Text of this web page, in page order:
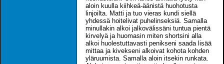
aloin kuulla kiihkeä-äänistä huohotusta
linjoilta. Matti ja tuo vieras kundi siellä
yhdessä hoitelivat puhelinseksiä. Samalla
minullakin alkoi jalkovälissäni tuntua pientä
kirvelyä ja huomasin miten shortsini alla
alkoi huolestuttavasti penikseni saada lisää
mittaa ja kivekseni alkoivat kohota kohden
yläruumista. Samalla aloin itsekin runkata.